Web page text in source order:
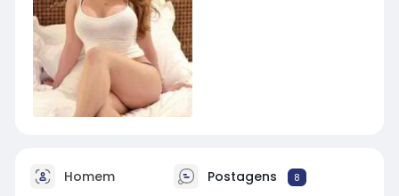
Homem Postagens 8